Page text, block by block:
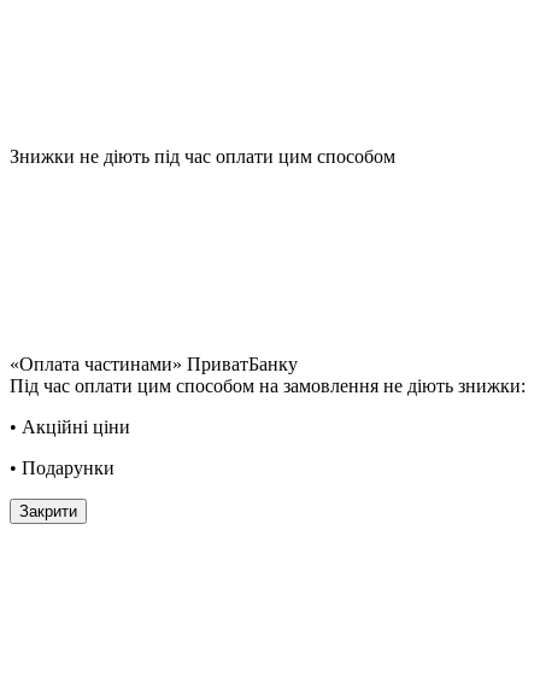
Знижки не діють під час оплати цим способом
«Оплата частинами» ПриватБанку
Під час оплати цим способом на замовлення не діють знижки:
• Акційні ціни
• Подарунки
Закрити